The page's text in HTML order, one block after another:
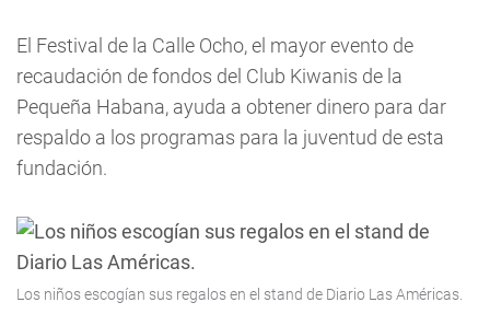
El Festival de la Calle Ocho, el mayor evento de
recaudación de fondos del Club Kiwanis de la
Pequeña Habana, ayuda a obtener dinero para dar
respaldo a los programas para la juventud de esta
fundación.
Los niños escogían sus regalos en el stand de Diario Las Américas.